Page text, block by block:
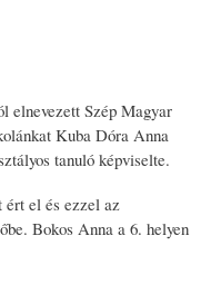
elnevezett Szép Magyar
Kuba Dóra Anna
tanuló képviselte.
ért el és ezzel az
Bokos Anna a 6. helyen